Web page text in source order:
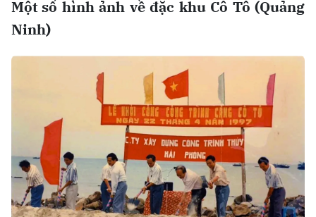
trong lãnh hải Việt Nam, giáp nội thủy Cô
Tô, nên các lực lượng chức năng đã phải huy
động nhiều phương tiện để đấu tranh, đẩy
Bên cạnh đó, một số tàu cá Trung Quốc cũng
vào sâu trong vùng biển Cô Tô đánh bắt trái
phép, khiến địa phương phải tập trung xua
đuổi.